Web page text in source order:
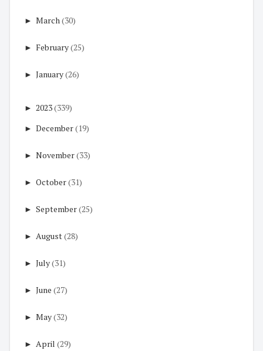
► March(30)
► February(25)
► January(26)
► 2023(339)
► December(19)
► November(33)
► October(31)
► September(25)
► August(28)
► July(31)
► June (27)
► May(32)
► April (29)